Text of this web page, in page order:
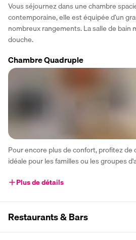
Vous séjournez dans une chambre
contemporaine, elle est équipée d’un
nombreux rangements. La salle de bain
douche.
Chambre Quadruple
Pour encore plus de confort, profitez de
idéale pour les familles ou les groupes
Plus de détails
Restaurants & Bars